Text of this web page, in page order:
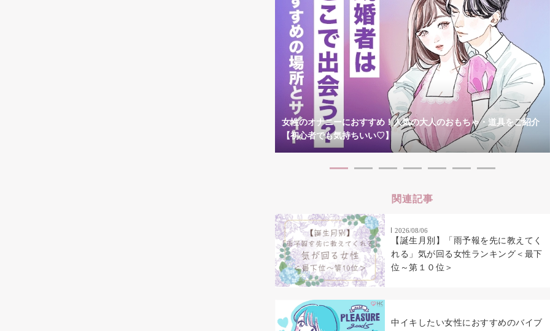
女性のオナニーにおすすめ！人気の大人のおもちゃ・道具をご紹介
【初心者でも気持ちいい♡】
関連記事
2026/08/06
【誕生月別】「雨予報を先に教えてく
れる」気が回る女性ランキング＜最下
位～第１０位＞
中イキしたい女性におすすめのバイブ